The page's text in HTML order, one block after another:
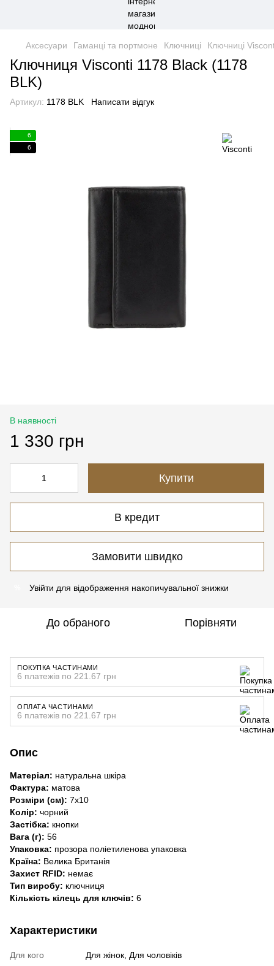
Аксесуари Гаманці та портмоне Ключниці Ключниці
Ключниця Visconti 1178 Black (1178
BLK)
Артикул: 1178 BLK Написати відгук
6
6
В наявності
1 330 грн
Купити
В кредит
Замовити швидко
Увійти для відображення накопичувальної знижки
До обраного Порівняти
ПОКУПКА ЧАСТИНАМИ
6 платежів по 221.67 грн
ОПЛАТА ЧАСТИНАМИ
6 платежів по 221.67 грн
Опис
Матеріал: натуральна шкіра
Фактура: матова
Розміри (см): 7х10
Колір: чорний
Застібка: кнопки
Вага (г): 56
Упаковка: прозора поліетиленова упаковка
Країна: Велика Британія
Захист RFID: немає
Тип виробу: ключниця
Кількість кілець для ключів: 6
Характеристики
Для кого
Для жінок, Для чоловіків